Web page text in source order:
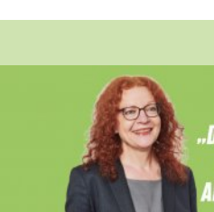
München
Zur Person